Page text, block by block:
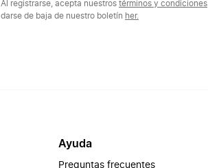
Al registrarse, acepta nuestros términos y condiciones
darse de baja de nuestro boletín her.
Ayuda
Preguntas frecuentes